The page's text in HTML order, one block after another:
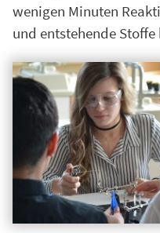
wenigen Minuten
und entstehende